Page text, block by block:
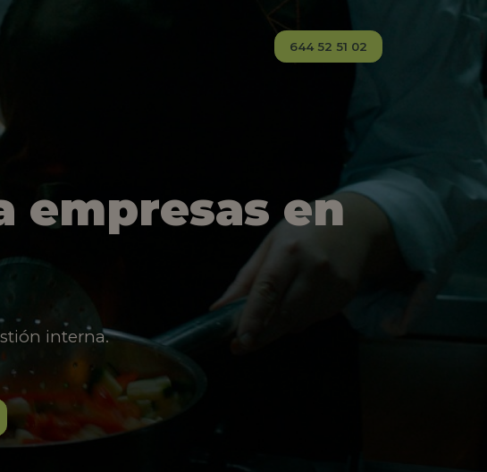
644 52 51 02
empresas en
interna.